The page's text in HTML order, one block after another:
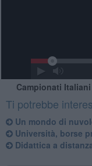
Campionati Italiani
Ti potrebbe
Un mondo di
​Università, borse
Didattica a